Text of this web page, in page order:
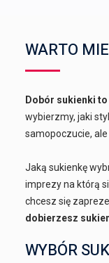
WARTO
Dobór sukienki
wybierzmy, jaki
samopoczucie, ale
Jaką sukienkę
imprezy na którą
chcesz się
dobierzesz
WYBÓR